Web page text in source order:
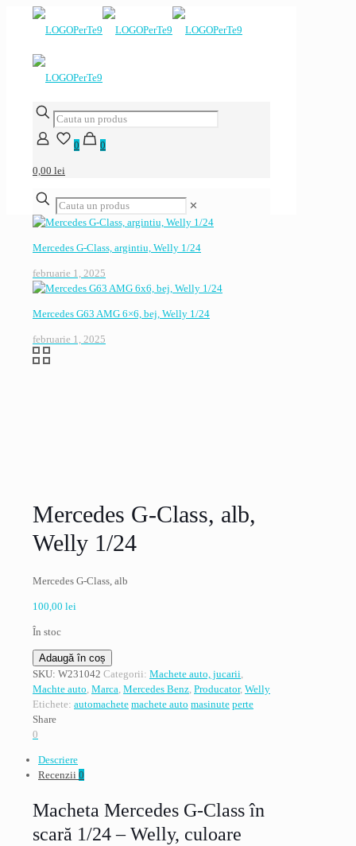
0 0
0,00 lei
✕
Mercedes G-Class, argintiu, Welly 1/24
februarie 1, 2025
Mercedes G63 AMG 6×6, bej, Welly 1/24
februarie 1, 2025
Mercedes G-Class, alb,
Welly 1/24
Mercedes G-Class, alb
100,00 lei
În stoc
Cantitate
Mercedes
G-
Class,
alb,
Welly
Adaugă în coș
SKU: W231042 Categorii: Machete auto, jucarii,
Machte auto, Marca, Mercedes Benz, Producator, Welly
Etichete: automachete machete auto masinute perte
Share
0
Descriere
Recenzii 0
Macheta Mercedes G-Class în
scară 1/24 – Welly, culoare